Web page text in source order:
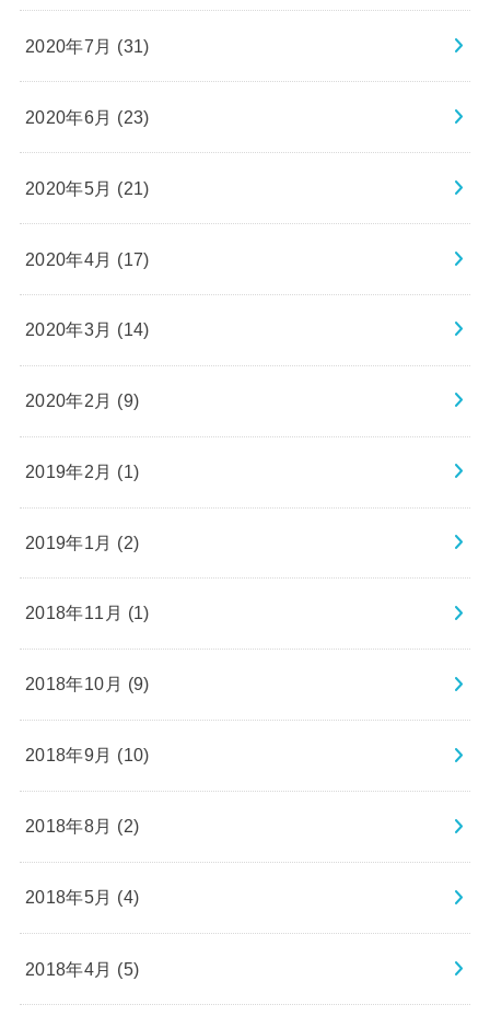
2020年7月 (31)
2020年6月 (23)
2020年5月 (21)
2020年4月 (17)
2020年3月 (14)
2020年2月 (9)
2019年2月 (1)
2019年1月 (2)
2018年11月 (1)
2018年10月 (9)
2018年9月 (10)
2018年8月 (2)
2018年5月 (4)
2018年4月 (5)